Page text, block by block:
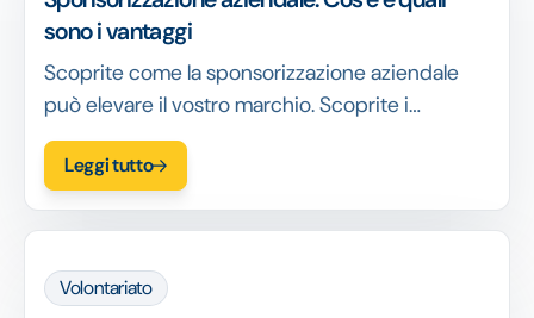
sono i vantaggi
Scoprite come la sponsorizzazione aziendale
può elevare il vostro marchio. Scoprite i
vantaggi, le strategie e le migliori pratiche per
attirare gli sponsor e far crescere la vostra
Leggi tutto
Volontariato